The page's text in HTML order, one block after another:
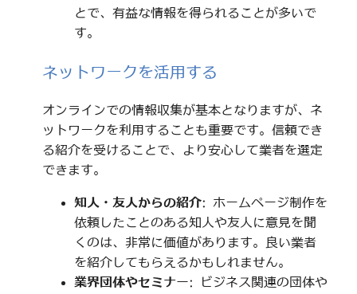
とで、有益な情報を得られることが多いで
す。
ネットワークを活用する
オンラインでの情報収集が基本となりますが、ネ
ットワークを利用することも重要です。信頼でき
る紹介を受けることで、より安心して業者を選定
できます。
知人・友人からの紹介: ホームページ制作を
依頼したことのある知人や友人に意見を聞
くのは、非常に価値があります。良い業者
を紹介してもらえるかもしれません。
業界団体やセミナー: ビジネス関連の団体や